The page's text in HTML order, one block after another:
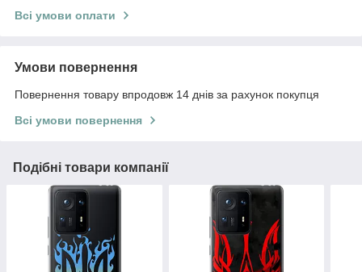
Всі умови оплати
Умови повернення
Повернення товару впродовж 14 днів за рахунок покупця
Всі умови повернення
Подібні товари компанії